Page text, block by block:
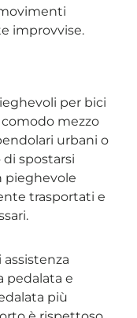
improvvise.
per bici
mezzo
urbani o
spostarsi
pieghevole
trasportati e
pedalata e
più